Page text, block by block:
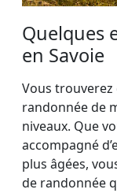
Quelques
en Savoie
Vous trouverez
randonnée de
niveaux. Que
accompagné
plus âgées,
de randonnée